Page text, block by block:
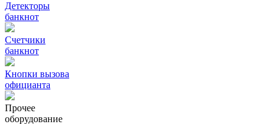
Детекторы
банкнот
Счетчики
банкнот
Кнопки вызова
официанта
Прочее
оборудование